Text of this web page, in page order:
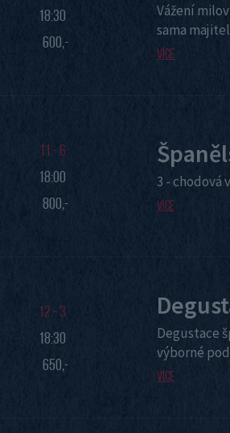
18:30
600,-
Vážení
sama
Více
11 - 6
18:00
800,-
3 - chodová
Více
12 - 3
18:30
650,-
Degustace
výborné
Více